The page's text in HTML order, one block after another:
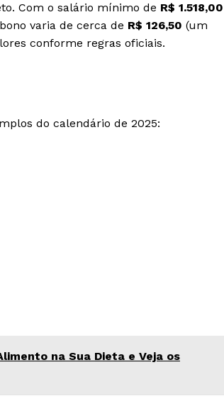
Com o salário mínimo de R$ 1.518,00
varia de cerca de R$ 126,50 (um
conforme regras oficiais.
do calendário de 2025:
na Sua Dieta e Veja os